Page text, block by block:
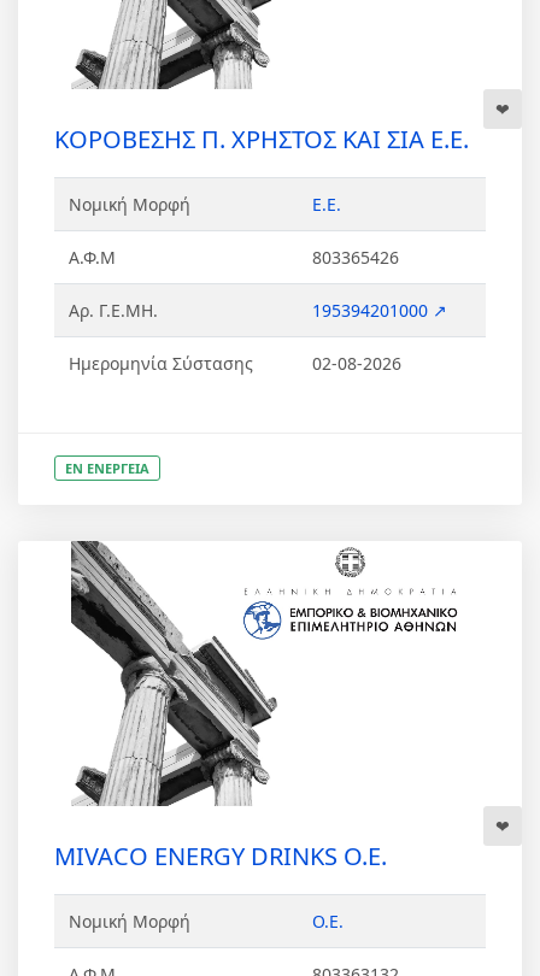
ΚΟΡΟΒΕΣΗΣ Π. ΧΡΗΣΤΟΣ ΚΑΙ ΣΙΑ Ε.Ε.
Νομική Μορφή Ε.Ε.
Α.Φ.Μ 803365426
Αρ. Γ.Ε.ΜΗ. 195394201000 ↗
Ημερομηνία Σύστασης 02-08-2026
ΕΝ ΕΝΕΡΓΕΙΑ
MIVACO ENERGY DRINKS Ο.Ε.
Νομική Μορφή Ο.Ε.